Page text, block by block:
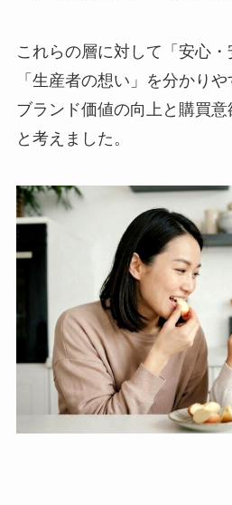
これらの層に対して「安心・
「生産者の想い」を分かりや
ブランド価値の向上と購買
と考えました。